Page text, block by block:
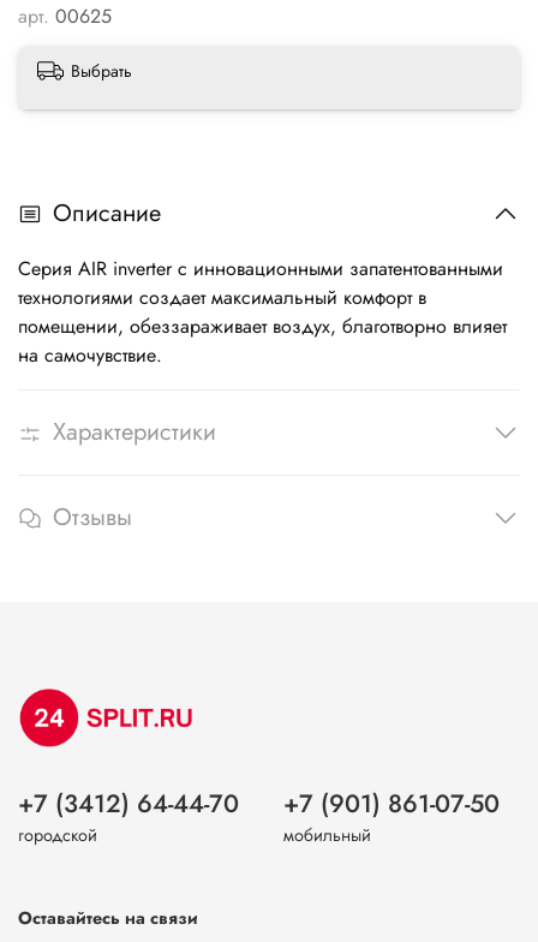
арт. 00625
Выбрать
Описание
Серия AIR inverter с инновационными запатентованными
технологиями создает максимальный комфорт в
помещении, обеззараживает воздух, благотворно влияет
на самочувствие.
Характеристики
Отзывы
+7 (3412) 64-44-70
городской
+7 (901) 861-07-50
мобильный
Оставайтесь на связи